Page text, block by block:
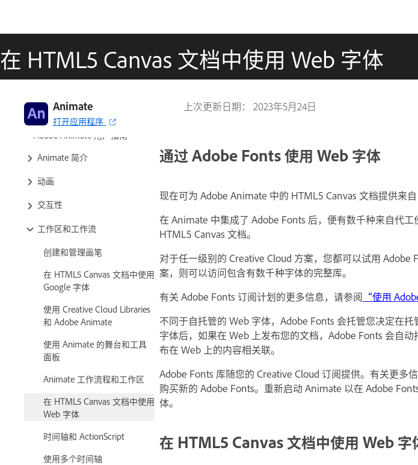
在 HTML5 Canvas 文档中使用 Web 字体
上次更新日期： 2023年5月24日
Animate
打开应用程序
Adobe Animate 用户指南
Animate 简介
动画
交互性
工作区和工作流
创建和管理画笔
在 HTML5 Canvas 文档中使用
Google 字体
使用 Creative Cloud Libraries
和 Adobe Animate
使用 Animate 的舞台和工具
面板
Animate 工作流程和工作区
在 HTML5 Canvas 文档中使用
Web 字体
时间轴和 ActionScript
使用多个时间轴
通过 Adobe Fonts 使用 Web 字体
现在可为 Adobe Animate 中的 HTML5 Canvas 文档提供来自
在 Animate 中集成了 Adobe Fonts 后，便有数千种来自代
HTML5 Canvas 文档。
对于任一级别的 Creative Cloud 方案，您都可以试用
案，则可以访问包含有数千种字体的完整库。
有关 Adobe Fonts 订阅计划的更多信息，请参阅 “使用
不同于自托管的 Web 字体，Adobe Fonts 会托管您决定在
字体后，如果在 Web 上发布您的文档，Adobe Fonts 会自
布在 Web 上的内容相关联。
Adobe Fonts 库随您的 Creative Cloud 订阅提供。有关更多
购买新的 Adobe Fonts。重新启动 Animate 以在 Adobe
体。
在 HTML5 Canvas 文档中使用 Web 字